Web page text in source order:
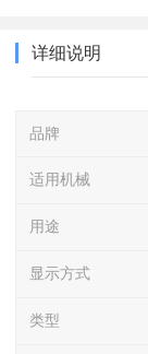
详细说明
品牌
适用机械
用途
显示方式
类型